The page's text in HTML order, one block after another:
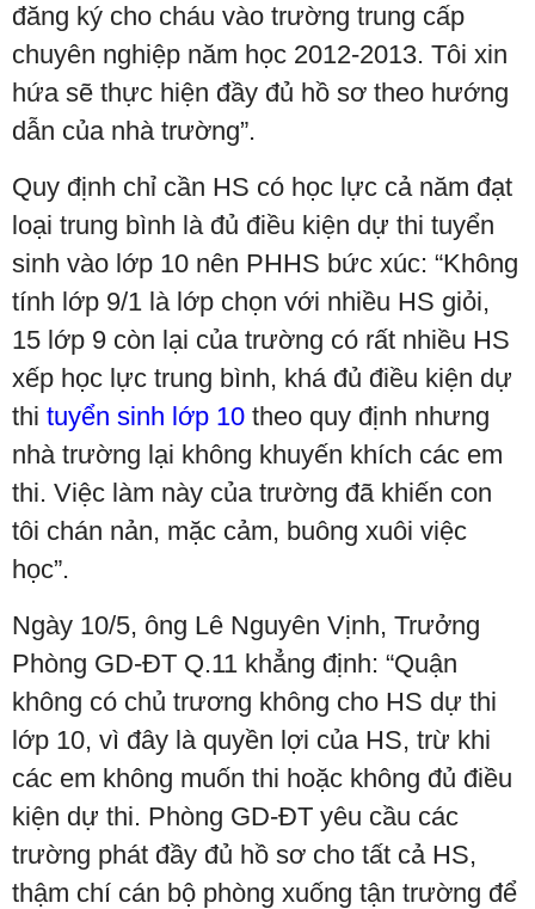
đăng ký cho cháu vào trường trung cấp
chuyên nghiệp năm học 2012-2013. Tôi xin
hứa sẽ thực hiện đầy đủ hồ sơ theo hướng
dẫn của nhà trường”.
Quy định chỉ cần HS có học lực cả năm đạt
loại trung bình là đủ điều kiện dự thi tuyển
sinh vào lớp 10 nên PHHS bức xúc: “Không
tính lớp 9/1 là lớp chọn với nhiều HS giỏi,
15 lớp 9 còn lại của trường có rất nhiều HS
xếp học lực trung bình, khá đủ điều kiện dự
thi tuyển sinh lớp 10 theo quy định nhưng
nhà trường lại không khuyến khích các em
thi. Việc làm này của trường đã khiến con
tôi chán nản, mặc cảm, buông xuôi việc
học”.
Ngày 10/5, ông Lê Nguyên Vịnh, Trưởng
Phòng GD-ĐT Q.11 khẳng định: “Quận
không có chủ trương không cho HS dự thi
lớp 10, vì đây là quyền lợi của HS, trừ khi
các em không muốn thi hoặc không đủ điều
kiện dự thi. Phòng GD-ĐT yêu cầu các
trường phát đầy đủ hồ sơ cho tất cả HS,
thậm chí cán bộ phòng xuống tận trường để